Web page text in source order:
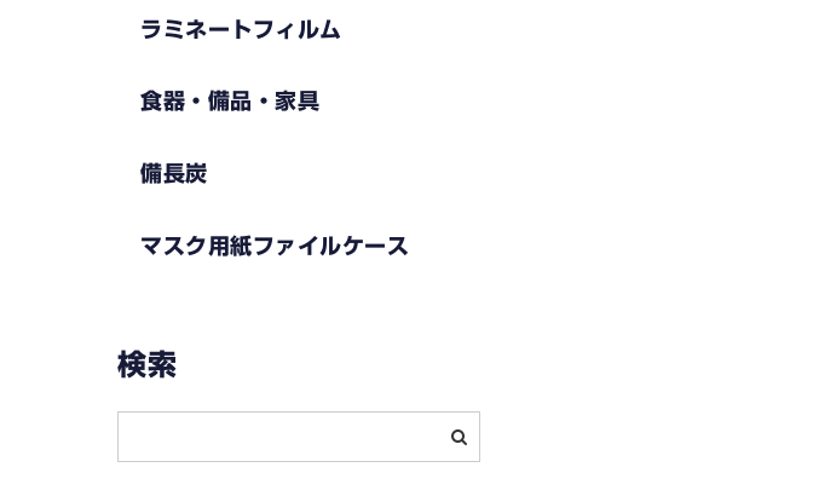
ラミネートフィルム
食器・備品・家具
備長炭
マスク用紙ファイルケース
検索